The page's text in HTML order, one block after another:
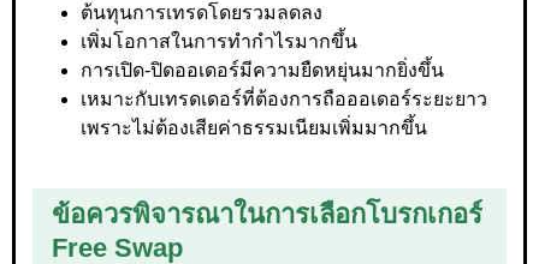
ต้นทุนการเทรดโดยรวมลดลง
เพิ่มโอกาสในการทำกำไรมากขึ้น
การเปิด-ปิดออเดอร์มีความยืดหยุ่นมากยิ่งขึ้น
เหมาะกับเทรดเดอร์ที่ต้องการถือออเดอร์ระยะยาว
เพราะไม่ต้องเสียค่าธรรมเนียมเพิ่มมากขึ้น
ข้อควรพิจารณาในการเลือกโบรกเกอร์
Free Swap